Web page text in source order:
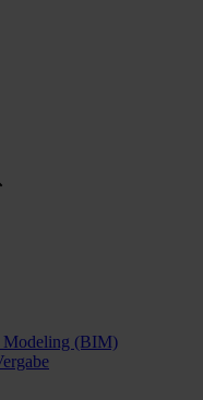
Modeling (BIM)